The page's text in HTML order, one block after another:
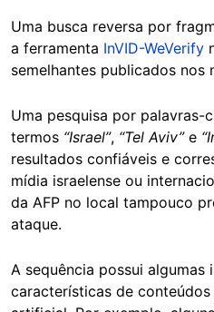
Uma busca reversa por
a ferramenta InVID-WeVerify
semelhantes publicados nos
Uma pesquisa por palavras-
termos “Israel”, “Tel Aviv”e
resultados confiáveis e
mídia israelense ou
da AFP no local tampouco
ataque.
A sequência possui algumas
características de